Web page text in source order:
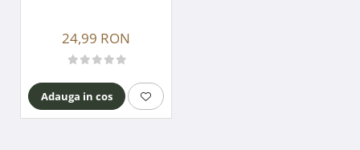
24,99 RON
Adauga in cos